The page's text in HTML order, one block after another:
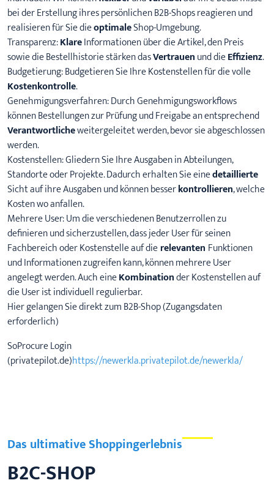
bei der Erstellung ihres persönlichen B2B-Shops reagieren und
realisieren für Sie dieoptimaleShop-Umgebung.
Transparenz:KlareInformationen über die Artikel, den Preis
sowie die Bestellhistorie stärken dasVertrauenund dieEffizienz.
Budgetierung: Budgetieren Sie Ihre Kostenstellen für die volle
Kostenkontrolle.
Genehmigungsverfahren: Durch Genehmigungsworkflows
können Bestellungen zur Prüfung und Freigabe an entsprechend
Verantwortlicheweitergeleitet werden, bevor sie abgeschlossen
werden.
Kostenstellen: Gliedern Sie Ihre Ausgaben in Abteilungen,
Standorte oder Projekte. Dadurch erhalten Sie einedetaillierte
Sicht auf ihre Ausgaben und können besserkontrollieren, welche
Kosten wo anfallen.
Mehrere User: Um die verschiedenen Benutzerrollen zu
definieren und sicherzustellen, dass jeder User für seinen
Fachbereich oder Kostenstelle auf dierelevanten Funktionen
und Informationen zugreifen kann, können mehrere User
angelegt werden. Auch eineKombinationder Kostenstellen auf
die User ist individuell regulierbar.
Hier gelangen Sie direkt zum B2B-Shop (Zugangsdaten
erforderlich)
SoProcure Login
(privatepilot.de)https://newerkla.privatepilot.de/newerkla/
Das ultimative Shoppingerlebnis
B2C-SHOP